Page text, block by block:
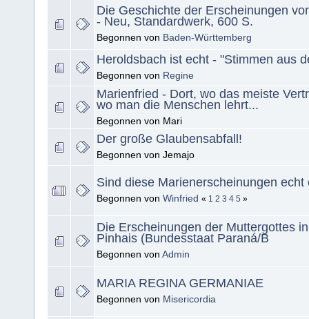
Die Geschichte der Erscheinungen
- Neu, Standardwerk, 600 S.
Begonnen von Baden-Württemberg
Heroldsbach ist echt - "Stimmen aus
Begonnen von Regine
Marienfried - Dort, wo das meiste
wo man die Menschen lehrt...
Begonnen von Mari
Der große Glaubensabfall!
Begonnen von Jemajo
Sind diese Marienerscheinungen echt
Begonnen von Winfried « 1 2 3 4 5 »
Die Erscheinungen der Muttergottes
Pinhais (Bundesstaat Paraná/B
Begonnen von Admin
MARIA REGINA GERMANIAE
Begonnen von Misericordia